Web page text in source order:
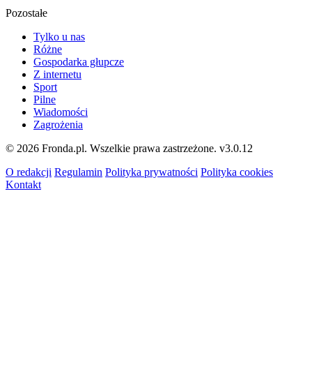
Pozostałe
Tylko u nas
Różne
Gospodarka głupcze
Z internetu
Sport
Pilne
Wiadomości
Zagrożenia
© 2026 Fronda.pl. Wszelkie prawa zastrzeżone. v3.0.12
O redakcji Regulamin Polityka prywatności Polityka cookies
Kontakt